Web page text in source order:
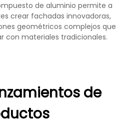
de aluminio permite a
crear fachadas innovadoras,
geométricos complejos que
con materiales tradicionales.
de